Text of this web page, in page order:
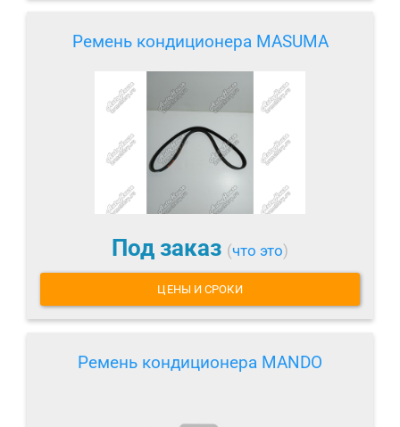
Ремень кондиционера MASUMA
Под заказ (что это)
ЦЕНЫ И СРОКИ
Ремень кондиционера MANDO